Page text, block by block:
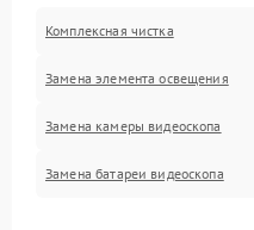
Комплексная чистка
Замена элемента освещения
Замена камеры видеоскопа
Замена батареи видеоскопа